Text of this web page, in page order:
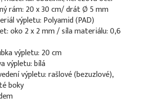
rám: 20 x 30 cm/ drát Ø 5 mm
výpletu: Polyamid (PAD)
oko 2 x 2 mm / síla materiálu: 0,6
výpletu: 20 cm
výpletu: bílá
výpletu: rašlové (bezuzlové),
boky